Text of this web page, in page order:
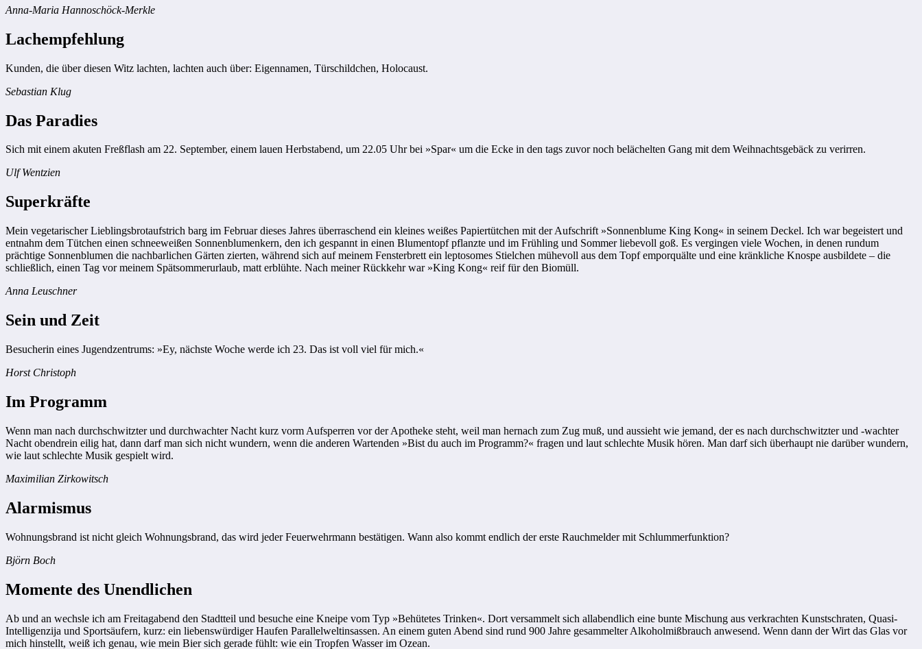
Anna-Maria Hannoschöck-Merkle
Lachempfehlung
Kunden, die über diesen Witz lachten, lachten auch über: Eigennamen, Türschildchen, Holocaust.
Sebastian Klug
Das Paradies
Sich mit einem akuten Freßflash am 22. September, einem lauen Herbstabend, um 22.05 Uhr bei »Spar« um die Ecke in den tags zuvor noch belächelten Gang mit dem Weihnachtsgebäck zu verirren.
Ulf Wentzien
Superkräfte
Mein vegetarischer Lieblingsbrotaufstrich barg im Februar dieses Jahres überraschend ein kleines weißes Papiertütchen mit der Aufschrift »Sonnenblume King Kong« in seinem Deckel. Ich war begeistert und
entnahm dem Tütchen einen schneeweißen Sonnenblumenkern, den ich gespannt in einen Blumentopf pflanzte und im Frühling und Sommer liebevoll goß. Es vergingen viele Wochen, in denen rundum
prächtige Sonnenblumen die nachbarlichen Gärten zierten, während sich auf meinem Fensterbrett ein leptosomes Stielchen mühevoll aus dem Topf emporquälte und eine kränkliche Knospe ausbildete – die
schließlich, einen Tag vor meinem Spätsommerurlaub, matt erblühte. Nach meiner Rückkehr war »King Kong« reif für den Biomüll.
Anna Leuschner
Sein und Zeit
Besucherin eines Jugendzentrums: »Ey, nächste Woche werde ich 23. Das ist voll viel für mich.«
Horst Christoph
Im Programm
Wenn man nach durchschwitzter und durchwachter Nacht kurz vorm Aufsperren vor der Apotheke steht, weil man hernach zum Zug muß, und aussieht wie jemand, der es nach durchschwitzter und -wachter
Nacht obendrein eilig hat, dann darf man sich nicht wundern, wenn die anderen Wartenden »Bist du auch im Programm?« fragen und laut schlechte Musik hören. Man darf sich überhaupt nie darüber wundern,
wie laut schlechte Musik gespielt wird.
Maximilian Zirkowitsch
Alarmismus
Wohnungsbrand ist nicht gleich Wohnungsbrand, das wird jeder Feuerwehrmann bestätigen. Wann also kommt endlich der erste Rauchmelder mit Schlummerfunktion?
Björn Boch
Momente des Unendlichen
Ab und an wechsle ich am Freitagabend den Stadtteil und besuche eine Kneipe vom Typ »Behütetes Trinken«. Dort versammelt sich allabendlich eine bunte Mischung aus verkrachten Kunstschraten, Quasi-
Intelligenzija und Sportsäufern, kurz: ein liebenswürdiger Haufen Parallelweltinsassen. An einem guten Abend sind rund 900 Jahre gesammelter Alkoholmißbrauch anwesend. Wenn dann der Wirt das Glas vor
mich hinstellt, weiß ich genau, wie mein Bier sich gerade fühlt: wie ein Tropfen Wasser im Ozean.